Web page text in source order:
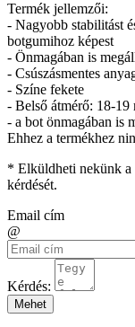
Termék jellemzői:
- Nagyobb stabilitást
botgumihoz képest
- Önmagában is
- Csúszásmentes
- Színe fekete
- Belső átmérő: 18-19
- a bot önmagában is
Ehhez a termékhez
* Elküldheti nekünk
kérdését.
Email cím
@
Kérdés:
Mehet